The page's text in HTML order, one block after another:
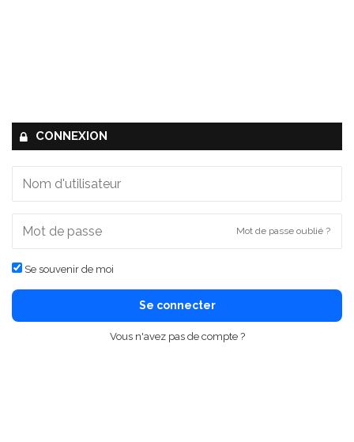
CONNEXION
Mot de passe oublié ?
Se souvenir de moi
Se connecter
Vous n'avez pas de compte ?